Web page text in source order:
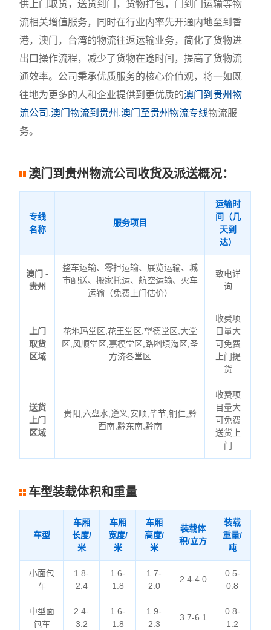
供上门取货，送货到门，货物打包，门到门运输等物
流相关增值服务，同时在行业内率先开通内地至到香
港，澳门，台湾的物流往返运输业务，简化了货物进
出口操作流程，减少了货物在途时间，提高了货物流
通效率。公司秉承优质服务的核心价值观，将一如既
往地为更多的人和企业提供到更优质的澳门到贵州物
流公司,澳门物流到贵州,澳门至贵州物流专线物流服
务。
澳门到贵州物流公司收货及派送概况：
专线
名称
服务项目
运输时
间（几
天到
达）
澳门 -
贵州
整车运输、零担运输、展览运输、城
市配送、搬家托运、航空运输、火车
运输（免费上门估价）
致电详
询
上门
取货
区域
花地玛堂区,花王堂区,望德堂区,大堂
区,风顺堂区,嘉模堂区,路凼填海区,圣
方济各堂区
收费项
目量大
可免费
上门提
货
送货
上门
区域
贵阳,六盘水,遵义,安顺,毕节,铜仁,黔
西南,黔东南,黔南
收费项
目量大
可免费
送货上
门
车型装载体积和重量
车型
车厢
长度/
米
车厢
宽度/
米
车厢
高度/
米
装载体
积/立方
装载
重量/
吨
小面包
车
1.8-
2.4
1.6-
1.8
1.7-
2.0
2.4-4.0
0.5-
0.8
中型面
包车
2.4-
3.2
1.6-
1.8
1.9-
2.3
3.7-6.1
0.8-
1.2